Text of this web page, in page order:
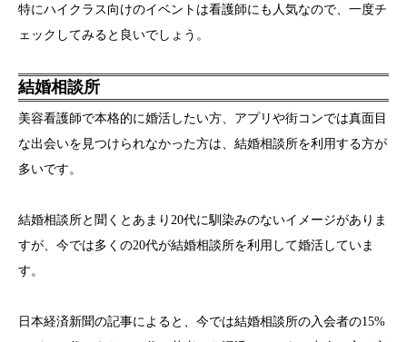
特にハイクラス向けのイベントは看護師にも人気なので、一度チ
ェックしてみると良いでしょう。
結婚相談所
美容看護師で本格的に婚活したい方、アプリや街コンでは真面目
な出会いを見つけられなかった方は、結婚相談所を利用する方が
多いです。
結婚相談所と聞くとあまり20代に馴染みのないイメージがありま
すが、今では多くの20代が結婚相談所を利用して婚活していま
す。
日本経済新聞の記事によると、今では結婚相談所の入会者の15%